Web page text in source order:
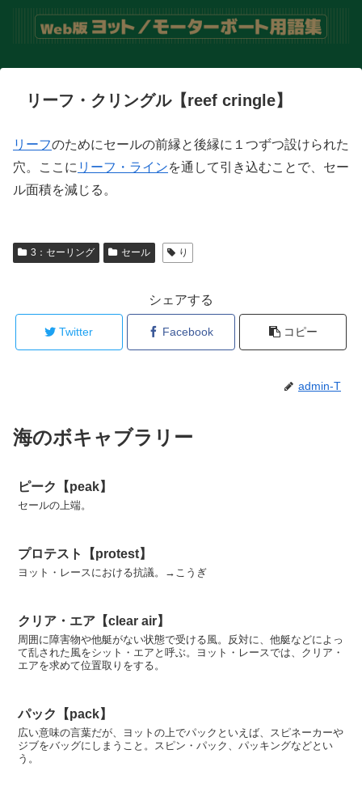
リーフ・クリングル【reef cringle】
リーフのためにセールの前縁と後縁に１つずつ設けられた
穴。ここに リーフ・ラインを通して引き込むことで、セー
ル面積を減じる。
3：セーリング セール り
シェアする
Twitter Facebook コピー
admin-T
海のボキャブラリー
ピーク【peak】
セールの上端。
プロテスト【protest】
ヨット・レースにおける抗議。→こうぎ
クリア・エア【clear air】
周囲に障害物や他艇がない状態で受ける風。反対に、他艇などによっ
て乱された風をシット・エアと呼ぶ。ヨット・レースでは、クリア・
エアを求めて位置取りをする。
パック【pack】
広い意味の言葉だが、ヨットの上でパックといえば、スピネーカーや
ジブをバッグにしまうこと。スピン・パック、パッキングなどとい
う。